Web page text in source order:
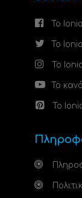
Το
Το
Το
Το
Το